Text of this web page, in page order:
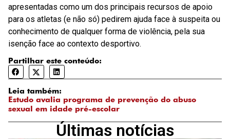
apresentadas como um dos principais recursos de apoio
para os atletas (e não só) pedirem ajuda face à suspeita ou
conhecimento de qualquer forma de violência, pela sua
isenção face ao contexto desportivo.
Partilhar este conteúdo:
Leia também:
Estudo avalia programa de prevenção do abuso
sexual em idade pré-escolar
Últimas notícias